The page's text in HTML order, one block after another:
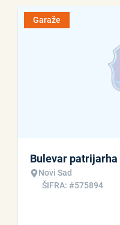
Garaže
Bulevar patrijarha
Novi Sad
ŠIFRA: #575894